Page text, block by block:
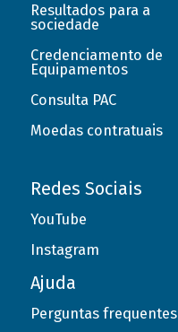
Resultados para a
sociedade
Credenciamento de
Equipamentos
Consulta PAC
Moedas contratuais
Redes Sociais
YouTube
Instagram
Ajuda
Perguntas frequentes